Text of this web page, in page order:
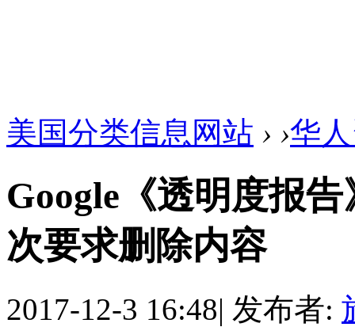
美国分类信息网站 › ›华
Google《透明度报
次要求删除内容
2017-12-3 16:48| 发布者: